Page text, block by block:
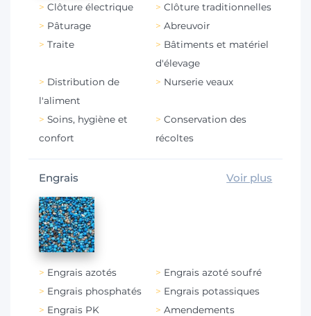
Clôture électrique
Clôture traditionnelles
Pâturage
Abreuvoir
Traite
Bâtiments et matériel
d'élevage
Distribution de
l'aliment
Nurserie veaux
Soins, hygiène et
confort
Conservation des
récoltes
Engrais Voir plus
Engrais azotés
Engrais azoté soufré
Engrais phosphatés
Engrais potassiques
Engrais PK
Amendements